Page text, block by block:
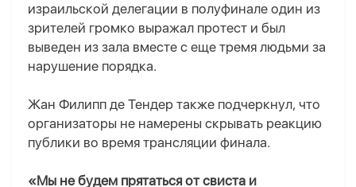
израильской делегации в полуфинале один из
зрителей громко выражал протест и был
выведен из зала вместе с еще тремя людьми за
нарушение порядка.
Жан Филипп де Тендер также подчеркнул, что
организаторы не намерены скрывать реакцию
публики во время трансляции финала.
«Мы не будем прятаться от свиста и